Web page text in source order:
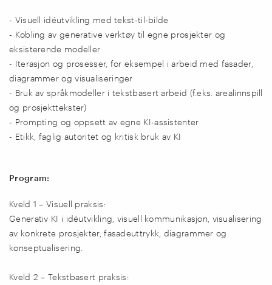
- Visuell idéutvikling med tekst-til-bilde
- Kobling av generative verktøy til egne prosjekter og
eksisterende modeller
- Iterasjon og prosesser, for eksempel i arbeid med fasader,
diagrammer og visualiseringer
- Bruk av språkmodeller i tekstbasert arbeid (f.eks. arealinnspill
og prosjekttekster)
- Prompting og oppsett av egne KI-assistenter
- Etikk, faglig autoritet og kritisk bruk av KI
Program:
Kveld 1 – Visuell praksis:
Generativ KI i idéutvikling, visuell kommunikasjon, visualisering
av konkrete prosjekter, fasadeuttrykk, diagrammer og
konseptualisering.
Kveld 2 – Tekstbasert praksis: